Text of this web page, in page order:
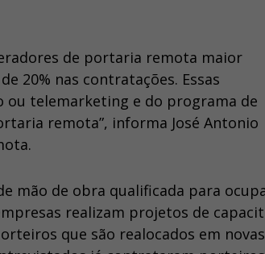
de portaria remota maior
20% nas contratações. Essas
ou telemarketing e do programa de
remota”, informa José Antonio
mão de obra qualificada para
realizam projetos de
que são realocados em novas